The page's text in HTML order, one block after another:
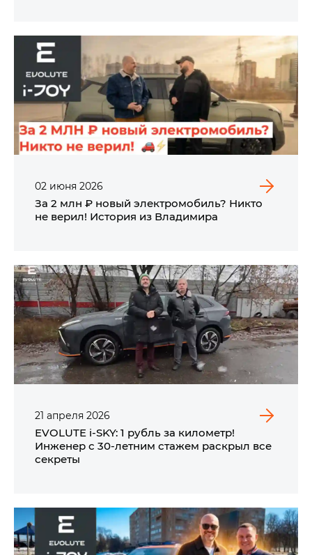
02 июня 2026
За 2 млн ₽ новый электромобиль? Никто
не верил! История из Владимира
21 апреля 2026
EVOLUTE i‑SKY: 1 рубль за километр!
Инженер с 30-летним стажем раскрыл все
секреты